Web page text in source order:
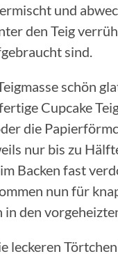
und
den Teig
sind.
schön
Cupcake
die
nur bis zu
Backen fast
nun für
in den
leckeren